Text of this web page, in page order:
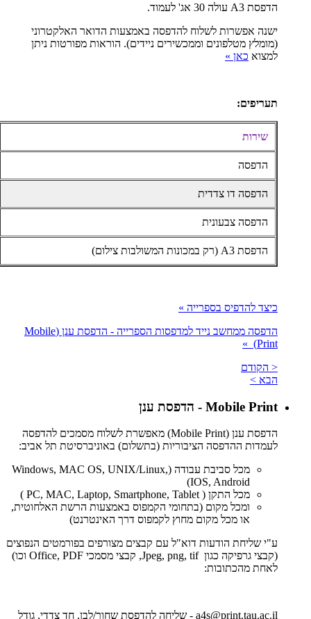
הדפסת A3 עולה 30 אג' לעמוד.
ישנה אפשרות לשלוח להדפסה באמצעות הדואר האלקטרוני
(מומלץ מטלפונים וממכשירים ניידים). הוראות מפורטות ניתן
למצוא כאן »
תעריפים:
שירות
הדפסה
הדפסה דו צדדית
הדפסה צבעונית
הדפסת A3 (רק במכונות המשולבות צילום)
כיצד להדפיס בספרייה »
הדפסה ממחשב נייד למדפסות הספרייה - הדפסת ענן (Mobile
Print) ​ »
< הקודם
הבא >
Mobile Print - הדפסת ענן
הדפסת ענן (Mobile Print) מאפשרת לשלוח מסמכים להדפסה
לעמדות ההדפסה הציבוריות (בתשלום) באוניברסיטת תל אביב:
מכל סביבת עבודה (Windows, MAC OS, UNIX/Linux,
IOS, Android)
מכל התקן ( PC, MAC, Laptop, Smartphone, Tablet )
ומכל מקום (בתחומי הקמפוס באמצעות הרשת האלחוטית,
או מכל מקום מחוץ לקמפוס דרך האינטרנט)
ע"י שליחת הודעות דוא"ל עם קבצים מצורפים בפורמטים הנפוצים
(קבצי גרפיקה כגון Jpeg, png, tif, קבצי מסמכי Office, PDF וכו)
לאחת מהכתובות:
a4s@print.tau.ac.il - שליחה להדפסת שחור/לבן, חד צדדי, גודל